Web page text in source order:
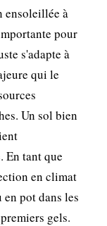
ensoleillée à
pour
s'adapte à
qui le
Un sol bien
En tant que
en climat
pot dans les
gels.